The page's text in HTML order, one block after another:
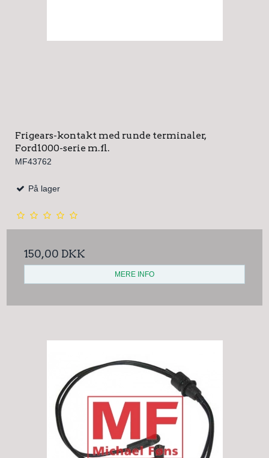
Frigears-kontakt med runde terminaler,
Ford1000-serie m.fl.
MF43762
På lager
150,00 DKK
MERE INFO